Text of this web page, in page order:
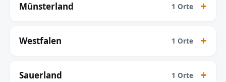
Münsterland 1 Orte
Westfalen 1 Orte
Sauerland 1 Orte